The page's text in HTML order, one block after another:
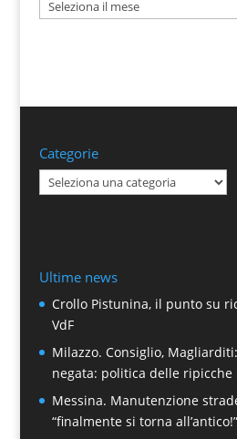
Categorie
Categorie
Ultime news
Crollo Pistunina, il punto su
VdF
Milazzo. Consiglio,
negata: politica delle ripicche
Messina. Manutenzione
“finalmente si torna all’antico!”